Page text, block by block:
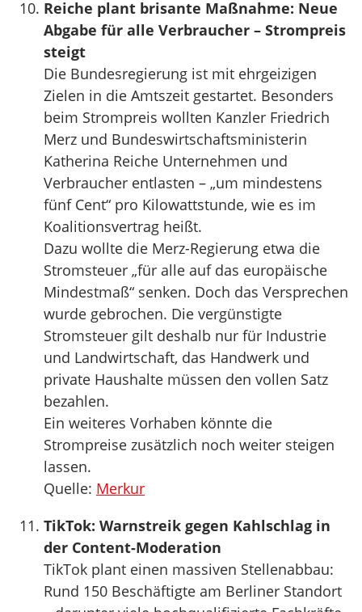
Reiche plant brisante Maßnahme: Neue
Abgabe für alle Verbraucher – Strompreis
steigt
Die Bundesregierung ist mit ehrgeizigen
Zielen in die Amtszeit gestartet. Besonders
beim Strompreis wollten Kanzler Friedrich
Merz und Bundeswirtschaftsministerin
Katherina Reiche Unternehmen und
Verbraucher entlasten – „um mindestens
fünf Cent“ pro Kilowattstunde, wie es im
Koalitionsvertrag heißt.
Dazu wollte die Merz-Regierung etwa die
Stromsteuer „für alle auf das europäische
Mindestmaß“ senken. Doch das Versprechen
wurde gebrochen. Die vergünstigte
Stromsteuer gilt deshalb nur für Industrie
und Landwirtschaft, das Handwerk und
private Haushalte müssen den vollen Satz
bezahlen.
Ein weiteres Vorhaben könnte die
Strompreise zusätzlich noch weiter steigen
lassen.
Quelle: Merkur
TikTok: Warnstreik gegen Kahlschlag in
der Content-Moderation
TikTok plant einen massiven Stellenabbau:
Rund 150 Beschäftigte am Berliner Standort